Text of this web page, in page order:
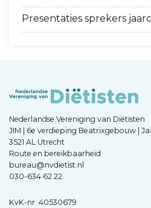
Presentaties sprekers
Nederlandse Vereniging van Diëtisten
JIM | 6e verdieping Beatrixgebouw |
3521 AL Utrecht
Route en bereikbaarheid
bureau@nvdietist.nl
030-634 62 22
KvK-nr. 40530679